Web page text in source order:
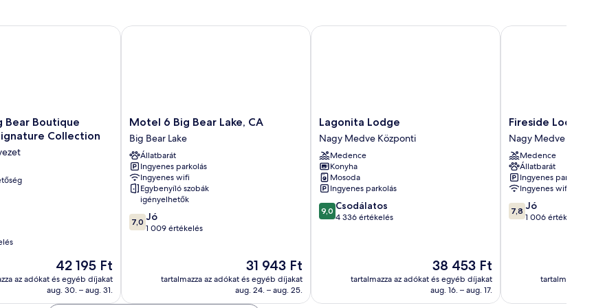
Bear Boutique
Collection
Az
ár
42 195 Ft
42 195 Ft
az adókat és egyéb díjakat
aug. 30. – aug. 31.
Boutique Hotel, BW Signature Collection
Motel
6
Big
Bear
Lake,
CA
Big
Bear
Lake
Motel 6 Big Bear Lake, CA
Big Bear Lake
Állatbarát
Ingyenes parkolás
Ingyenes wifi
Egybenyíló szobák
igényelhetők
7.0
ennyiből:
értékelés
7,0 Jó
1 009 értékelés
Az
ár
31 943 Ft
31 943 Ft
tartalmazza az adókat és egyéb díjakat
aug. 24. – aug. 25.
Motel 6 Big Bear Lake, CA
Lagonita
Lodge
Nagy
Medve
Központi
Lagonita Lodge
Nagy Medve Központi
Medence
Konyha
Mosoda
Ingyenes parkolás
9.0
ennyiből:
9,0 Csodálatos
4 336 értékelés
Az
ár
38 453 Ft
38 453 Ft
tartalmazza az adókat és egyéb díjakat
aug. 16. – aug. 17.
Lagonita Lodge
Fireside
Lodge
Nagy
Medve
Központi
Fireside Lodge
Nagy Medve Központi
Medence
Állatbarát
Ingyenes parkolás
Ingyenes wifi
7.8
ennyiből:
7,8 Jó
1 006 értékelés
tartalmazza az
Fireside Lodge